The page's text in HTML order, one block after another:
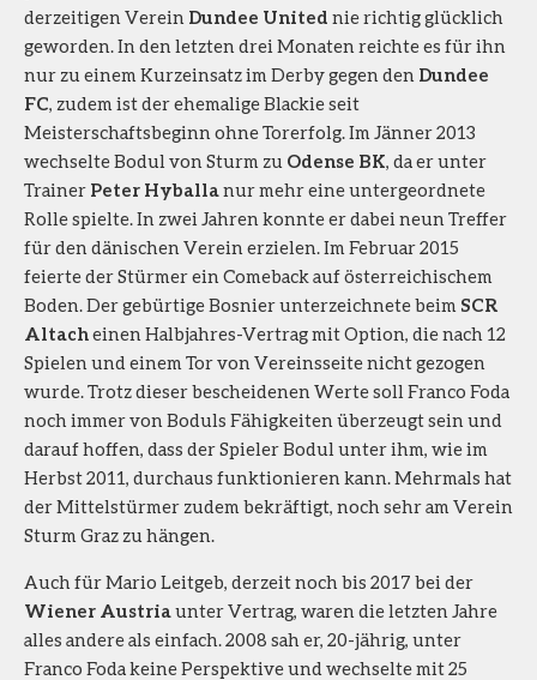
derzeitigen Verein Dundee United nie richtig glücklich
geworden. In den letzten drei Monaten reichte es für ihn
nur zu einem Kurzeinsatz im Derby gegen den Dundee
FC , zudem ist der ehemalige Blackie seit
Meisterschaftsbeginn ohne Torerfolg. Im Jänner 2013
wechselte Bodul von Sturm zu Odense BK , da er unter
Trainer Peter Hyballa nur mehr eine untergeordnete
Rolle spielte. In zwei Jahren konnte er dabei neun Treffer
für den dänischen Verein erzielen. Im Februar 2015
feierte der Stürmer ein Comeback auf österreichischem
Boden. Der gebürtige Bosnier unterzeichnete beim SCR
Altach einen Halbjahres-Vertrag mit Option, die nach 12
Spielen und einem Tor von Vereinsseite nicht gezogen
wurde. Trotz dieser bescheidenen Werte soll Franco Foda
noch immer von Boduls Fähigkeiten überzeugt sein und
darauf hoffen, dass der Spieler Bodul unter ihm, wie im
Herbst 2011, durchaus funktionieren kann. Mehrmals hat
der Mittelstürmer zudem bekräftigt, noch sehr am Verein
Sturm Graz zu hängen.
Auch für Mario Leitgeb, derzeit noch bis 2017 bei der
Wiener Austria unter Vertrag, waren die letzten Jahre
alles andere als einfach. 2008 sah er, 20-jährig, unter
Franco Foda keine Perspektive und wechselte mit 25